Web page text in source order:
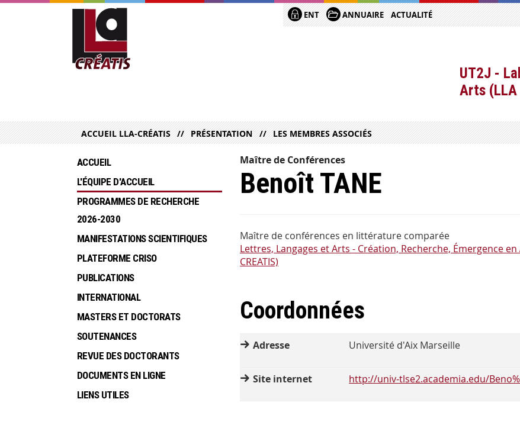
ENT ANNUAIRE ACTUALITÉ
UT2J -
Arts (LLA
ACCUEIL LLA-CRÉATIS PRÉSENTATION LES MEMBRES ASSOCIÉS
Maître de Conférences
Benoît TANE
Maître de conférences en littérature comparée
Lettres, Langages et Arts - Création, Recherche, Émergence en
CREATIS)
Coordonnées
Adresse Université d'Aix Marseille
Site internet http://univ-tlse2.academia.edu/
ACCUEIL
L'ÉQUIPE D'ACCUEIL
PROGRAMMES DE RECHERCHE
2026-2030
MANIFESTATIONS SCIENTIFIQUES
PLATEFORME CRISO
PUBLICATIONS
INTERNATIONAL
MASTERS ET DOCTORATS
SOUTENANCES
REVUE DES DOCTORANTS
DOCUMENTS EN LIGNE
LIENS UTILES